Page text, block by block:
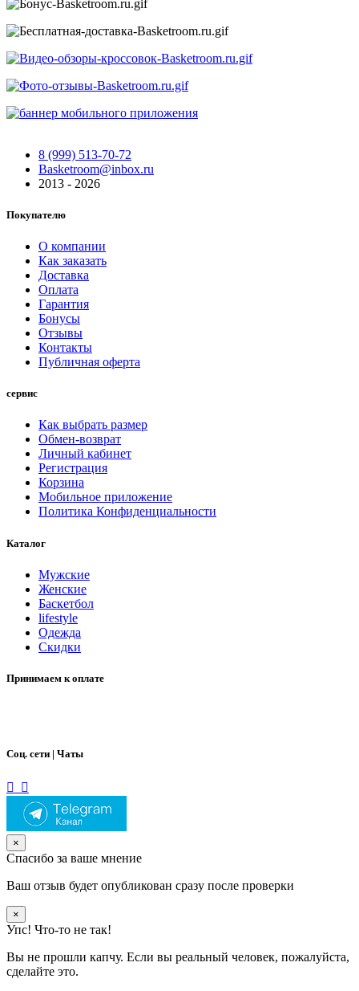
8 (999) 513-70-72
Basketroom@inbox.ru
2013 - 2026
Покупателю
О компании
Как заказать
Доставка
Оплата
Гарантия
Бонусы
Отзывы
Контакты
Публичная оферта
сервис
Как выбрать размер
Обмен-возврат
Личный кабинет
Регистрация
Корзина
Мобильное приложение
Политика Конфиденциальности
Каталог
Мужские
Женские
Баскетбол
lifestyle
Одежда
Скидки
Принимаем к оплате
Соц. сети | Чаты
×
Спасибо за ваше мнение
Ваш отзыв будет опубликован сразу после проверки
×
Упс! Что-то не так!
Вы не прошли капчу. Если вы реальный человек, пожалуйста,
сделайте это.